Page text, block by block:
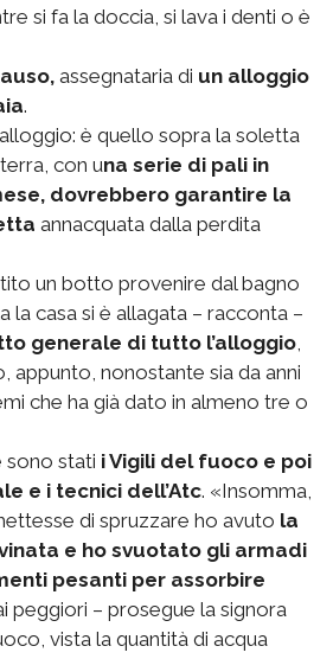
si fa la doccia, si lava i denti o è
assegnataria di un alloggio
.
è quello sopra la soletta
con una serie di pali in
dovrebbero garantire la
annacquata dalla perdita
un botto provenire dal bagno
la casa si è allagata – racconta –
generale di tutto l’alloggio
appunto, nonostante sia da anni
che ha già dato in almeno tre o
sono stati i Vigili del fuoco e poi
e i tecnici dell’Atc. «Insomma,
di spruzzare ho avuto la
e ho svuotato gli armadi
pesanti per assorbire
peggiori – prosegue la signora
vista la quantità di acqua